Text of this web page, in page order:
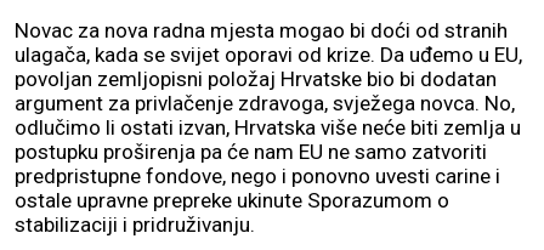
Novac za nova radna mjesta mogao bi doći od stranih
ulagača, kada se svijet oporavi od krize. Da uđemo u EU,
povoljan zemljopisni položaj Hrvatske bio bi dodatan
argument za privlačenje zdravoga, svježega novca. No,
odlučimo li ostati izvan, Hrvatska više neće biti zemlja u
postupku proširenja pa će nam EU ne samo zatvoriti
predpristupne fondove, nego i ponovno uvesti carine i
ostale upravne prepreke ukinute Sporazumom o
stabilizaciji i pridruživanju.